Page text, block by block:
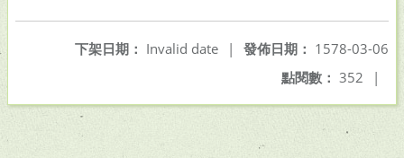
發佈日期： 1578-03-06
下架日期： Invalid date
|
點閱數： 352 |